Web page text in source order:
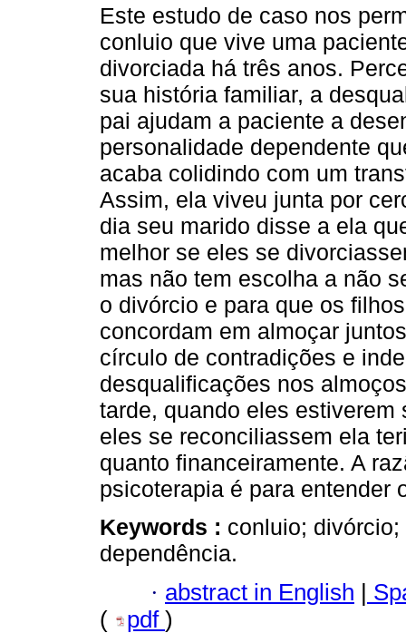
Este estudo de caso nos
conluio que vive uma
divorciada há três anos.
sua história familiar, a
pai ajudam a paciente a
personalidade dependente
acaba colidindo com um
Assim, ela viveu junta por
dia seu marido disse a ela
melhor se eles se
mas não tem escolha a não
o divórcio e para que os
concordam em almoçar
círculo de contradições e
desqualificações nos
tarde, quando eles
eles se reconciliassem ela
quanto financeiramente. A
psicoterapia é para entender
Keywords : conluio;
dependência.
· abstract in English |
(
pdf )